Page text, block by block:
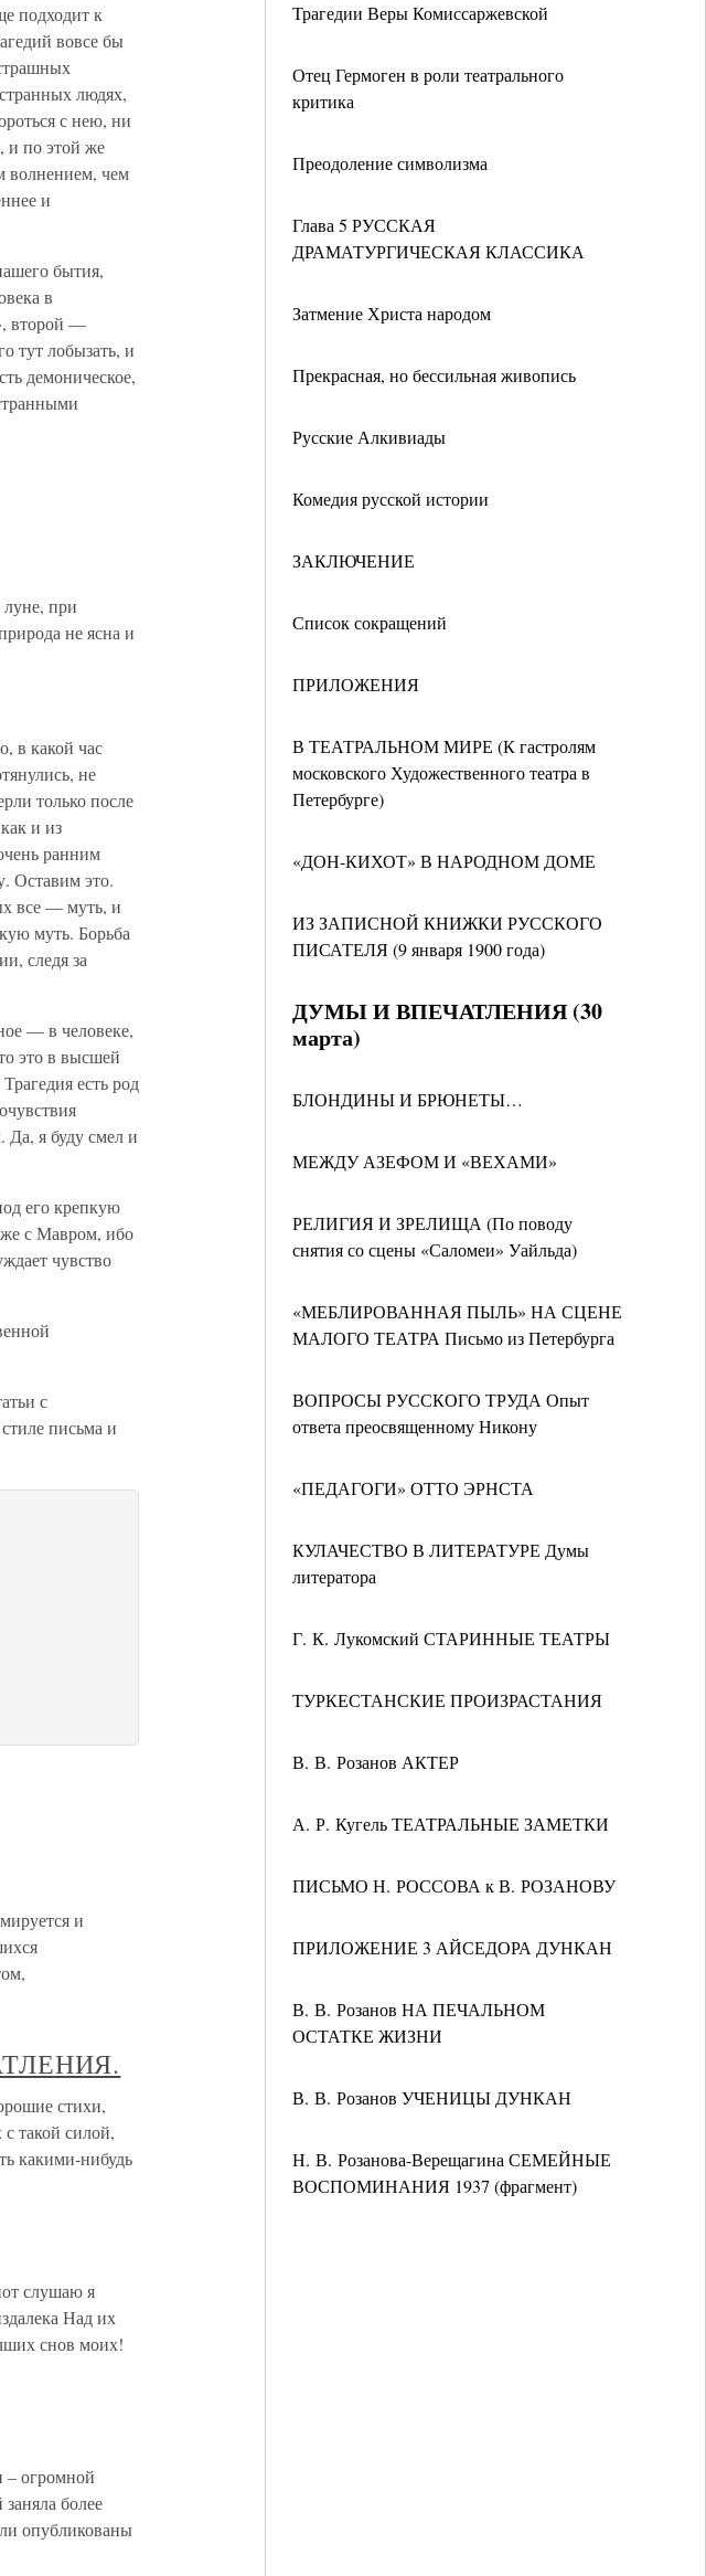
Трагедии Веры Комиссаржевской
Отец Гермоген в роли театрального
критика
Преодоление символизма
Глава 5 РУССКАЯ
ДРАМАТУРГИЧЕСКАЯ КЛАССИКА
Затмение Христа народом
Прекрасная, но бессильная живопись
Русские Алкивиады
Комедия русской истории
ЗАКЛЮЧЕНИЕ
Список сокращений
ПРИЛОЖЕНИЯ
В ТЕАТРАЛЬНОМ МИРЕ (К гастролям
московского Художественного театра в
Петербурге)
«ДОН-КИХОТ» В НАРОДНОМ ДОМЕ
ИЗ ЗАПИСНОЙ КНИЖКИ РУССКОГО
ПИСАТЕЛЯ (9 января 1900 года)
ДУМЫ И ВПЕЧАТЛЕНИЯ (30
марта)
БЛОНДИНЫ И БРЮНЕТЫ…
МЕЖДУ АЗЕФОМ И «ВЕХАМИ»
РЕЛИГИЯ И ЗРЕЛИЩА (По поводу
снятия со сцены «Саломеи» Уайльда)
«МЕБЛИРОВАННАЯ ПЫЛЬ» НА СЦЕНЕ
МАЛОГО ТЕАТРА Письмо из Петербурга
ВОПРОСЫ РУССКОГО ТРУДА Опыт
ответа преосвященному Никону
«ПЕДАГОГИ» ОТТО ЭРНСТА
КУЛАЧЕСТВО В ЛИТЕРАТУРЕ Думы
литератора
Г. К. Лукомский СТАРИННЫЕ ТЕАТРЫ
ТУРКЕСТАНСКИЕ ПРОИЗРАСТАНИЯ
В. В. Розанов АКТЕР
А. Р. Кугель ТЕАТРАЛЬНЫЕ ЗАМЕТКИ
ПИСЬМО Н. РОССОВА к В. РОЗАНОВУ
ПРИЛОЖЕНИЕ 3 АЙСЕДОРА ДУНКАН
В. В. Розанов НА ПЕЧАЛЬНОМ
ОСТАТКЕ ЖИЗНИ
В. В. Розанов УЧЕНИЦЫ ДУНКАН
Н. В. Розанова-Верещагина СЕМЕЙНЫЕ
ВОСПОМИНАНИЯ 1937 (фрагмент)
подходит к
вовсе бы
людях,
с нею, ни
и по этой же
волнением, чем
и
бытия,
в
второй —
тут лобызать, и
демоническое,
при
не ясна и
в какой час
не
только после
и из
ранним
Оставим это.
все — муть, и
муть. Борьба
следя за
— в человеке,
это в высшей
есть род
я буду смел и
его крепкую
с Мавром, ибо
чувство
с
письма и
и
стихи,
такой силой,
какими-нибудь
слушаю я
Над их
снов моих!
– огромной
более
опубликованы